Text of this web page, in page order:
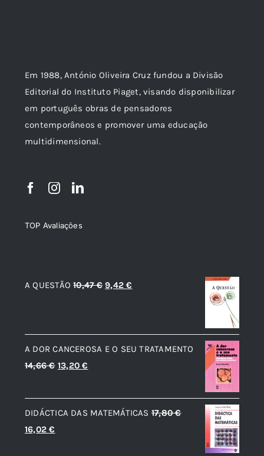
Em 1988, António Oliveira Cruz fundou a Divisão
Editorial do Instituto Piaget, visando disponibilizar
em português obras de pensadores
contemporâneos e promover uma educação
multidimensional.
TOP Avaliações
A QUESTÃO 10,47€ O
era:
10,47 €.
9,42€
é:
9,42 €.
A DOR CANCEROSA E O SEU TRATAMENTO
14,66€ O
original
era:
13,20€
atual
é:
DIDÁCTICA DAS MATEMÁTICAS 17,80€
O
16,02€